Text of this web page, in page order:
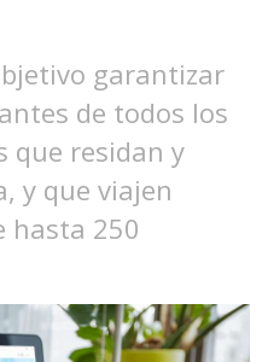
garantizar
de todos los
que residan y
y que viajen
hasta 250